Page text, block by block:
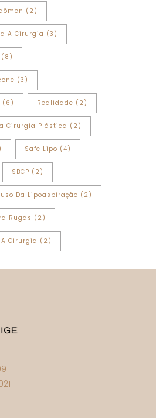
(2)
A Cirurgia (3)
(8)
(3)
(6) Realidade (2)
Cirurgia Plástica (2)
Safe Lipo (4)
SBCP (2)
Da Lipoaspiração (2)
Rugas (2)
Cirurgia (2)